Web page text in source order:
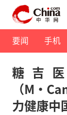
要闻 手机
糖吉
（
力健康中